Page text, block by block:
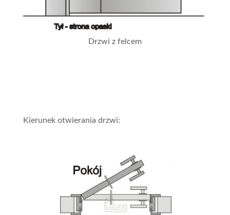
Drzwi z felcem
Kierunek otwierania drzwi: